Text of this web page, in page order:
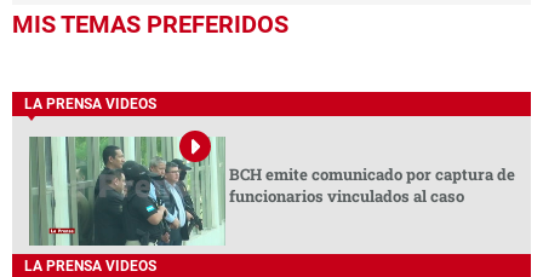
MIS TEMAS PREFERIDOS
LA PRENSA VIDEOS
BCH emite comunicado por captura de
funcionarios vinculados al caso
LA PRENSA VIDEOS